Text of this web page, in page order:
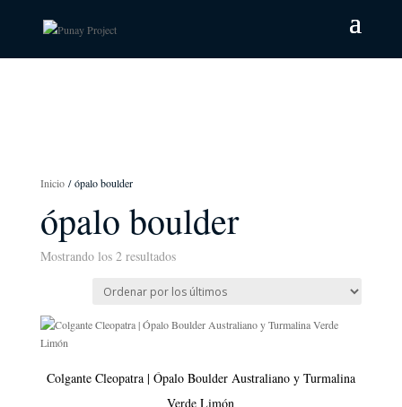
Inicio/ ópalo boulder
ópalo boulder
Mostrando los 2 resultadosOrdenado
los
Colgante Cleopatra | Ópalo Boulder Australiano y Turmalina
Verde Limón